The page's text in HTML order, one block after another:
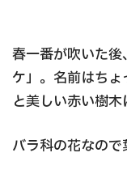
春一番が吹いた
ケ」。名前はち
と美しい赤い樹木
バラ科の花なので